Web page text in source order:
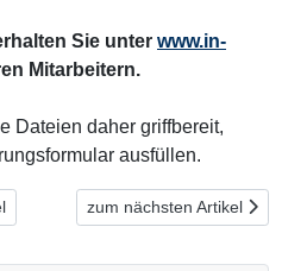
Sie unter www.in-
Mitarbeitern.
Dateien daher griffbereit,
ausfüllen.
Rückschnitt von Bäumen
Nächster Beitrag: Innovativ
zum nächsten Artikel